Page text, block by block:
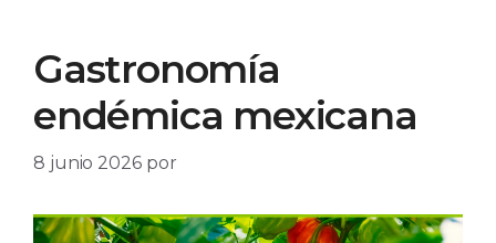
Gastronomía
endémica mexicana
8 junio 2026 por